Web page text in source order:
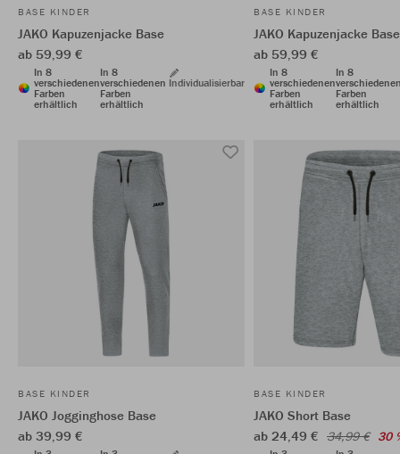
BASE KINDER
JAKO Kapuzenjacke Base
ab 59,99 €
In 8
verschiedenen
Farben
erhältlich
In 8
verschiedenen
Farben
erhältlich
Individualisierbar
BASE KINDER
JAKO Kapuzenjacke Base
ab 59,99 €
In 8
verschiedenen
Farben
erhältlich
In 8
Farben
erhältlich
BASE KINDER
JAKO Jogginghose Base
ab 39,99 €
BASE KINDER
JAKO Short Base
ab 24,49 € 34,99 € 30